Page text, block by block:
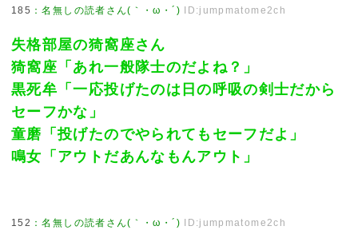
185 ：名無しの読者さん(｀・ω・´) ID:jumpmatome2ch
失格部屋の猗窩座さん
猗窩座「あれ一般隊士のだよね？」
黒死牟「一応投げたのは日の呼吸の剣士だから
セーフかな」
童磨「投げたのでやられてもセーフだよ」
鳴女「アウトだあんなもんアウト」
152 ：名無しの読者さん(｀・ω・´) ID:jumpmatome2ch